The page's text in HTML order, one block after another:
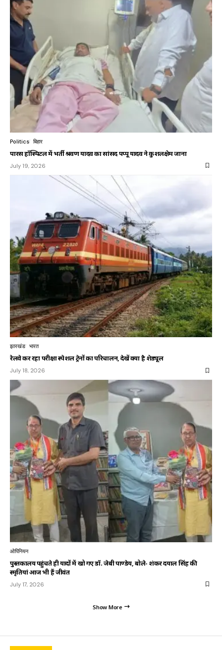
Politics बिहार
पारस हॉस्पिटल में भर्ती श्रवण यादव का सांसद पप्पू यादव ने कुशलक्षेम जाना
July 19, 2026
झारखंड भारत
रेलवे कर रहा परीक्षा स्पेशल ट्रेनों का परिचालन, देखें क्या है शेड्यूल
July 18, 2026
ओपिनियन
पुस्तकालय पहुंचते ही यादों में खो गए डॉ. जेबी पाण्डेय, बोले- शंकर दयाल सिंह की
स्मृतियां आज भी हैं जीवंत
July 17, 2026
Show More